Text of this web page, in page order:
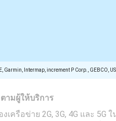
Garmin, Intermap, increment P Corp., GEBCO,
ามผู้ให้บริการ
ครือข่าย 2G, 3G, 4G และ 5G